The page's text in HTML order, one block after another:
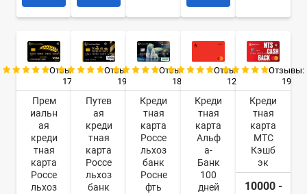
Отзывы:
17
Прем
иальн
ая
креди
тная
карта
Россе
льхоз
Отзывы:
19
Путев
ая
креди
тная
карта
Россе
льхоз
банк
Отзывы:
18
Креди
тная
карта
Россе
льхоз
банк
Росне
фть
Отзывы:
12
Креди
тная
карта
Альф
а-
Банк
100
дней
Отзывы:
19
Креди
тная
карта
МТС
Кэшб
эк
10000 -